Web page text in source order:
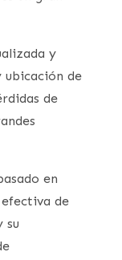
y
de
de
en
de
su